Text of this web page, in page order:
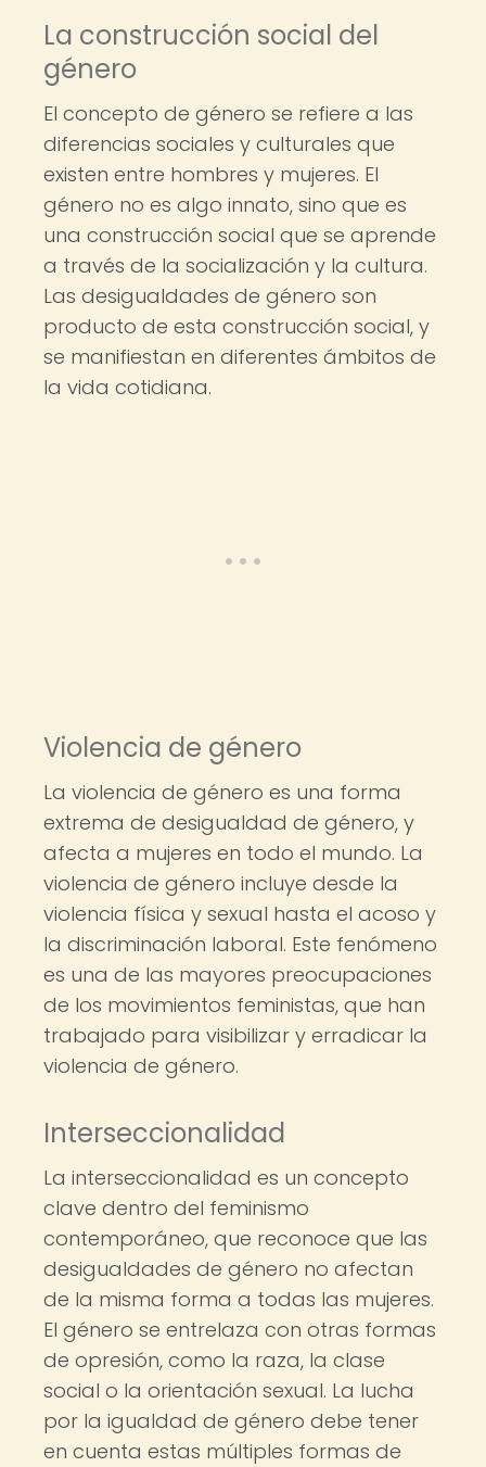
La construcción social del
género
El concepto de género se refiere a las
diferencias sociales y culturales que
existen entre hombres y mujeres. El
género no es algo innato, sino que es
una construcción social que se aprende
a través de la socialización y la cultura.
Las desigualdades de género son
producto de esta construcción social, y
se manifiestan en diferentes ámbitos de
la vida cotidiana.
Violencia de género
La violencia de género es una forma
extrema de desigualdad de género, y
afecta a mujeres en todo el mundo. La
violencia de género incluye desde la
violencia física y sexual hasta el acoso y
la discriminación laboral. Este fenómeno
es una de las mayores preocupaciones
de los movimientos feministas, que han
trabajado para visibilizar y erradicar la
violencia de género.
Interseccionalidad
La interseccionalidad es un concepto
clave dentro del feminismo
contemporáneo, que reconoce que las
desigualdades de género no afectan
de la misma forma a todas las mujeres.
El género se entrelaza con otras formas
de opresión, como la raza, la clase
social o la orientación sexual. La lucha
por la igualdad de género debe tener
en cuenta estas múltiples formas de